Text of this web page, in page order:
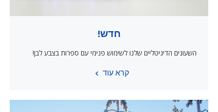
חדש!
השעונים הדיגיטליים שלנו לשימוש פנימי עם ספרות בצבע לבן!
קרא עוד